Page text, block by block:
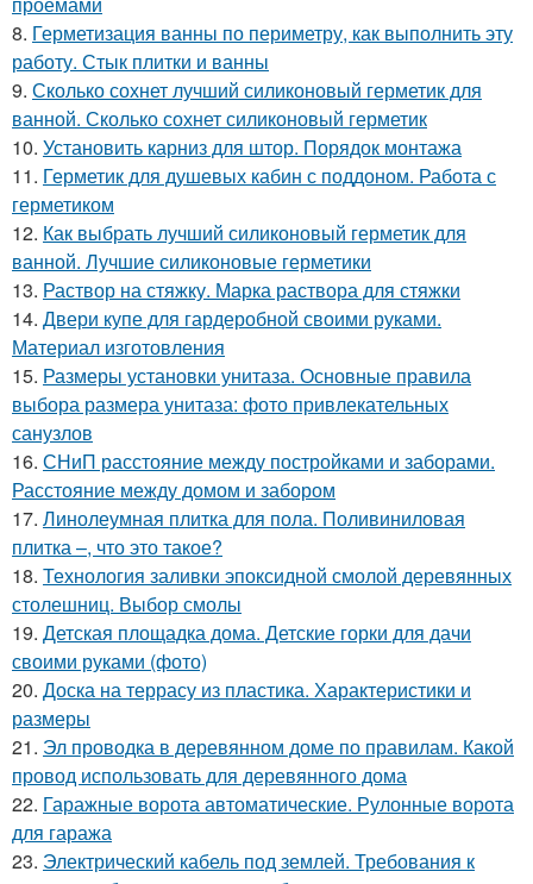
8. Герметизация ванны по периметру, как выполнить эту
работу. Стык плитки и ванны
9. Сколько сохнет лучший силиконовый герметик для
ванной. Сколько сохнет силиконовый герметик
10. Установить карниз для штор. Порядок монтажа
11. Герметик для душевых кабин с поддоном. Работа с
герметиком
12. Как выбрать лучший силиконовый герметик для
ванной. Лучшие силиконовые герметики
13. Раствор на стяжку. Марка раствора для стяжки
14. Двери купе для гардеробной своими руками.
Материал изготовления
15. Размеры установки унитаза. Основные правила
выбора размера унитаза: фото привлекательных
санузлов
16. СНиП расстояние между постройками и заборами.
Расстояние между домом и забором
17. Линолеумная плитка для пола. Поливиниловая
плитка –, что это такое?
18. Технология заливки эпоксидной смолой деревянных
столешниц. Выбор смолы
19. Детская площадка дома. Детские горки для дачи
своими руками (фото)
20. Доска на террасу из пластика. Характеристики и
размеры
21. Эл проводка в деревянном доме по правилам. Какой
провод использовать для деревянного дома
22. Гаражные ворота автоматические. Рулонные ворота
для гаража
23. Электрический кабель под землей. Требования к